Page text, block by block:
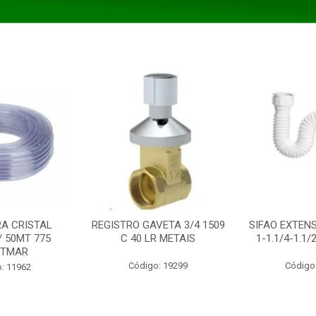
CRISTAL
50MT 775
11962
REGISTRO GAVETA 3/4 1509
C 40 LR METAIS
Código: 19299
SIFAO
1-1.1/4-1.1/